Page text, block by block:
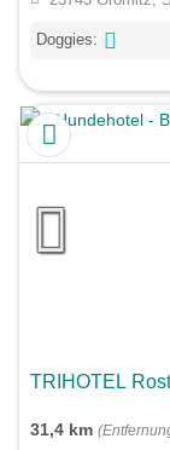
Doggies:
TRIHOTEL
31,4 km